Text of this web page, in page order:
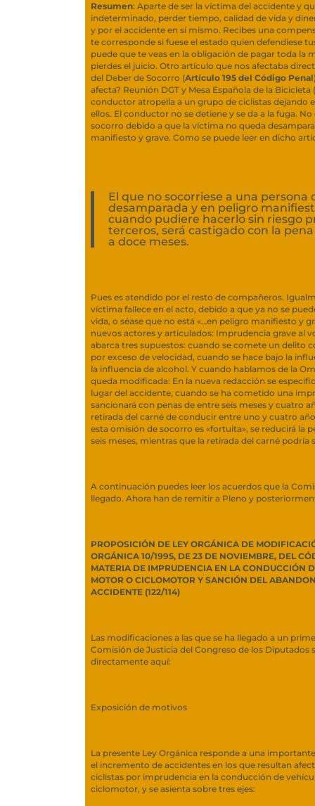
Resumen: Aparte de ser la víctima del accidente y
indeterminado, perder tiempo, calidad de vida y
y por el accidente en sí mismo. Recibes una
te corresponde si fuese el estado quien defendiese
puede que te veas en la obligación de pagar toda la
pierdes el juicio. Otro artículo que nos afectaba
del Deber de Socorro (Artículo 195 del Código Penal
afecta? Reunión DGT y Mesa Española de la Bicicleta
conductor atropella a un grupo de ciclistas dejando
ellos. El conductor no se detiene y se da a la fuga.
socorro debido a que la víctima no queda
manifiesto y grave. Como se puede leer en dicho
El que no socorriese a una persona
desamparada y en peligro
cuando pudiere hacerlo sin riesgo
terceros, será castigado con la
a doce meses.
Pues es atendido por el resto de compañeros.
víctima fallece en el acto, debido a que ya no se
vida, o séase que no está «…en peligro manifiesto y
nuevos actores y articulados: Imprudencia grave al
abarca tres supuestos: cuando se comete un delito
por exceso de velocidad, cuando se hace bajo la
la influencia de alcohol. Y cuando hablamos de la
queda modificada: En la nueva redacción se
lugar del accidente, cuando se ha cometido una
sancionará con penas de entre seis meses y cuatro
retirada del carné de conducir entre uno y cuatro
esta omisión de socorro es «fortuita», se reducirá la
seis meses, mientras que la retirada del carné podría
A continuación puedes leer los acuerdos que la
llegado. Ahora han de remitir a Pleno y
PROPOSICIÓN DE LEY ORGÁNICA DE
ORGÁNICA 10/1995, DE 23 DE NOVIEMBRE, DEL
MATERIA DE IMPRUDENCIA EN LA CONDUCCIÓN
MOTOR O CICLOMOTOR Y SANCIÓN DEL
ACCIDENTE (122/114)
Las modificaciones a las que se ha llegado a un
Comisión de Justicia del Congreso de los Diputados
directamente aquí:
Exposición de motivos
La presente Ley Orgánica responde a una
el incremento de accidentes en los que resultan
ciclistas por imprudencia en la conducción de
ciclomotor, y se asienta sobre tres ejes: